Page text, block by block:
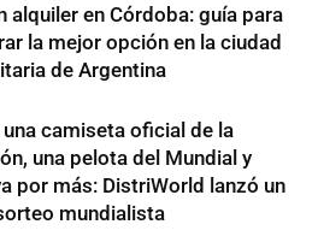
alquiler en Córdoba: guía para
la mejor opción en la ciudad
de Argentina
una camiseta oficial de la
una pelota del Mundial y
por más: DistriWorld lanzó un
mundialista